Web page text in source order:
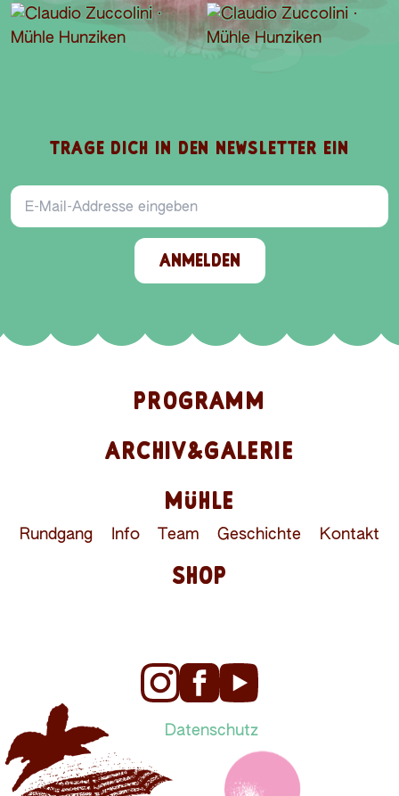
TRAGE DICH IN DEN NEWSLETTER EIN
E-Mail-Addresse
ANMELDEN
PROGRAMM
ARCHIV&GALERIE
MÜHLE
Rundgang Info Team Geschichte Kontakt
SHOP
Datenschutz